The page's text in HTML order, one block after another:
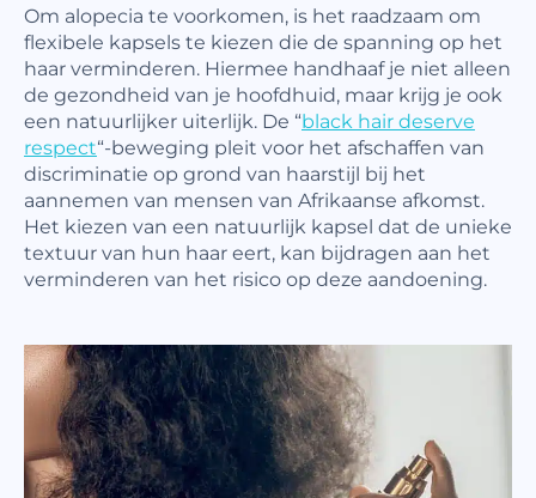
Om alopecia te voorkomen, is het raadzaam om
flexibele kapsels te kiezen die de spanning op het
haar verminderen. Hiermee handhaaf je niet alleen
de gezondheid van je hoofdhuid, maar krijg je ook
een natuurlijker uiterlijk. De “black hair deserve
respect“-beweging pleit voor het afschaffen van
discriminatie op grond van haarstijl bij het
aannemen van mensen van Afrikaanse afkomst.
Het kiezen van een natuurlijk kapsel dat de unieke
textuur van hun haar eert, kan bijdragen aan het
verminderen van het risico op deze aandoening.